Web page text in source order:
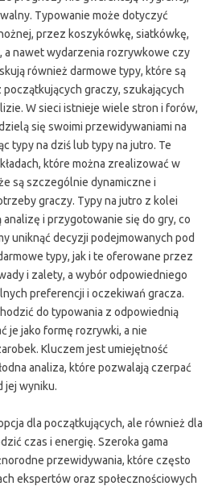
Typowanie może dotyczyć
przez koszykówkę, siatkówkę,
a nawet wydarzenia rozrywkowe czy
również darmowe typy, które są
graczy, szukających
W sieci istnieje wiele stron i forów,
się swoimi przewidywaniami na
typy na dziś lub typy na jutro. Te
które można zrealizować w
są szczególnie dynamiczne i
graczy. Typy na jutro z kolei
analizę i przygotowanie się do gry, co
uniknąć decyzji podejmowanych pod
typy, jak i te oferowane przez
i zalety, a wybór odpowiedniego
preferencji i oczekiwań gracza.
do typowania z odpowiednią
je jako formę rozrywki, a nie
Kluczem jest umiejętność
analiza, które pozwalają czerpać
jej wyniku.
dla początkujących, ale również dla
czas i energię. Szeroka gama
przewidywania, które często
ekspertów oraz społecznościowych